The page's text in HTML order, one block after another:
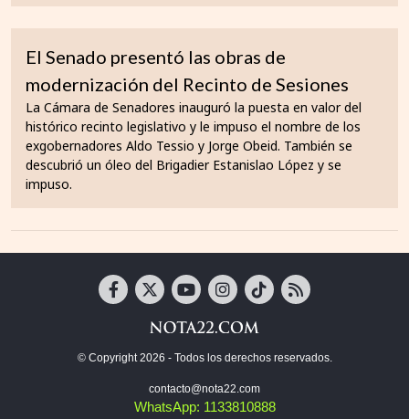
El Senado presentó las obras de
modernización del Recinto de Sesiones
La Cámara de Senadores inauguró la puesta en valor del
histórico recinto legislativo y le impuso el nombre de los
exgobernadores Aldo Tessio y Jorge Obeid. También se
descubrió un óleo del Brigadier Estanislao López y se
impuso.
© Copyright 2026 - Todos los derechos reservados.
contacto@nota22.com
WhatsApp: 1133810888